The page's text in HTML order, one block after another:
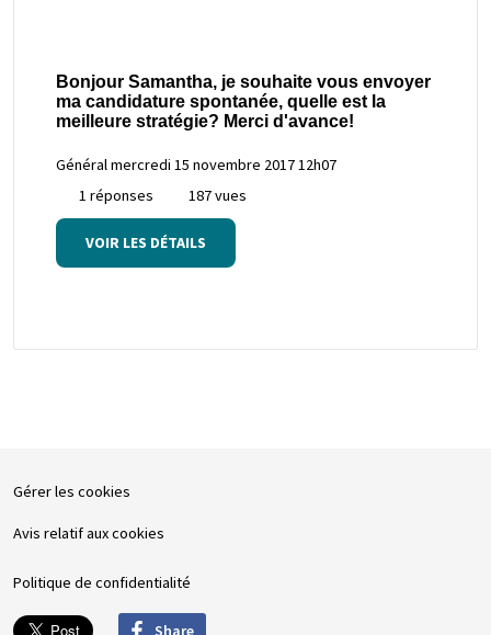
Bonjour Samantha, je souhaite vous envoyer
ma candidature spontanée, quelle est la
meilleure stratégie? Merci d'avance!
Général mercredi 15 novembre 2017 12h07
1 réponses
187 vues
VOIR LES DÉTAILS
Gérer les cookies
Avis relatif aux cookies
Politique de confidentialité
Share